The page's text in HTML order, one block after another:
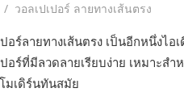
วอลเปเปอร์ ลายทางเส้นตรง
ปอร์ลายทางเส้นตรง เป็นอีกหนึ่งไอ
ปอร์ที่มีลวดลายเรียบง่าย เหมาะ
มเดิร์นทันสมัย